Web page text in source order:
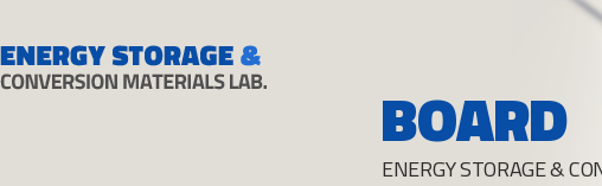
BOARD
ENERGY STORAGE &